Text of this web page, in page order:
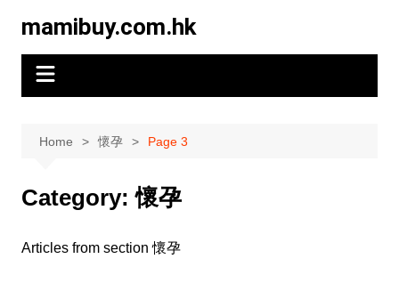
content
mamibuy.com.hk
Home 懷孕 Page 3
Category:懷孕
Articles from section 懷孕